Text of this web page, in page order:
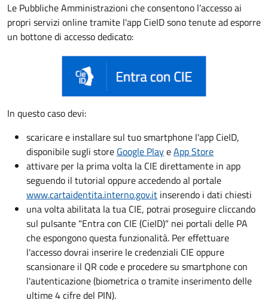
Le Pubbliche Amministrazioni che consentono l’accesso ai
propri servizi online tramite l'app CieID sono tenute ad esporre
un bottone di accesso dedicato:
In questo caso devi:
scaricare e installare sul tuo smartphone l'app CieID,
disponibile sugli store Google PlayeApp Store
attivare per la prima volta la CIE direttamente in app
seguendo il tutorial oppure accedendo al portale
www.cartaidentita.interno.gov.it inserendo i dati chiesti
una volta abilitata la tua CIE, potrai proseguire cliccando
sul pulsante "Entra con CIE (CieID)" nei portali delle PA
che espongono questa funzionalità. Per effettuare
l'accesso dovrai inserire le credenziali CIE oppure
scansionare il QR code e procedere su smartphone con
l'autenticazione (biometrica o tramite inserimento delle
ultime 4 cifre del PIN).